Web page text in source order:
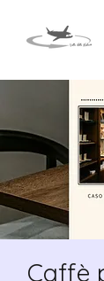
Caffè